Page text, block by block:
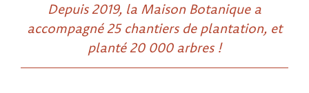
Depuis 2019, la Maison Botanique a
accompagné 25 chantiers de plantation, et
planté 20 000 arbres !